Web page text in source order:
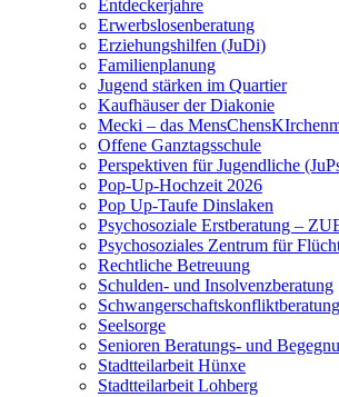
Entdeckerjahre
Erwerbslosenberatung
Erziehungshilfen (JuDi)
Familienplanung
Jugend stärken im Quartier
Kaufhäuser der Diakonie
Mecki – das
Offene Ganztagsschule
Perspektiven für Jugendliche
Pop-Up-Hochzeit 2026
Pop Up-Taufe Dinslaken
Psychosoziale Erstberatung –
Psychosoziales Zentrum für
Rechtliche Betreuung
Schulden- und Insolvenzberatung
Schwangerschaftskonfliktberatung
Seelsorge
Senioren Beratungs- und
Stadtteilarbeit Hünxe
Stadtteilarbeit Lohberg